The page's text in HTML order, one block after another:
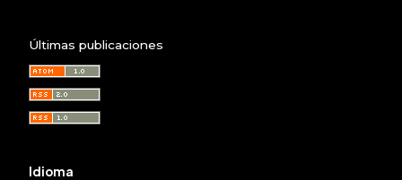
Últimas publicaciones
Idioma